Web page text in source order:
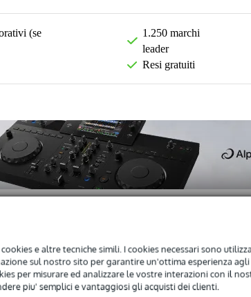
e altre tecniche simili. I cookies necessari sono
sul nostro sito per garantire un'ottima esperienza
per misurare ed analizzare le vostre interazioni con il
piu' semplici e vantaggiosi gli acquisti dei clienti.
(se
1.250 marchi
leader
Resi gratuiti